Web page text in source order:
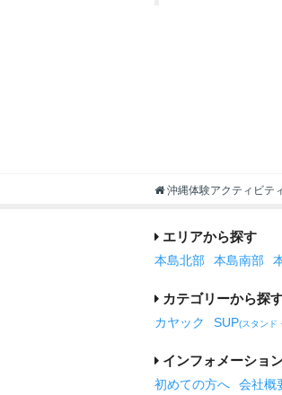
沖縄体験アクティビテ
エリアから探す
本島北部 本島南部
カテゴリーから探
カヤック SUP(スタンド
インフォメーショ
初めての方へ 会社概